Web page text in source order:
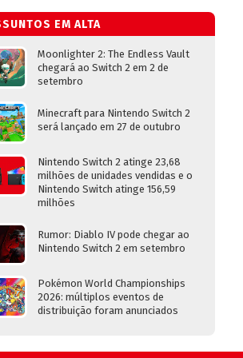
EM ALTA
Moonlighter 2: The Endless Vault
chegará ao Switch 2 em 2 de
setembro
Minecraft para Nintendo Switch 2
será lançado em 27 de outubro
Nintendo Switch 2 atinge 23,68
milhões de unidades vendidas e o
Nintendo Switch atinge 156,59
milhões
Rumor: Diablo IV pode chegar ao
Nintendo Switch 2 em setembro
Pokémon World Championships
2026: múltiplos eventos de
distribuição foram anunciados